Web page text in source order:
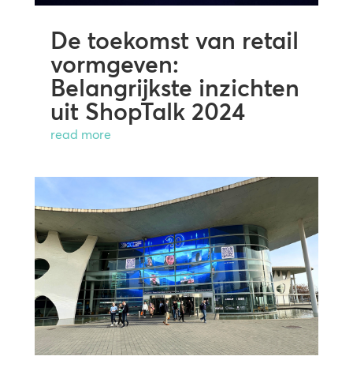
De toekomst van retail
vormgeven:
Belangrijkste inzichten
uit ShopTalk 2024
read more